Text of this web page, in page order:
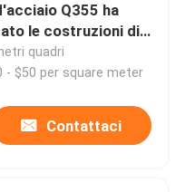
Q355 ha
le costruzioni di
quadri
- $50 per square meter
Contattaci